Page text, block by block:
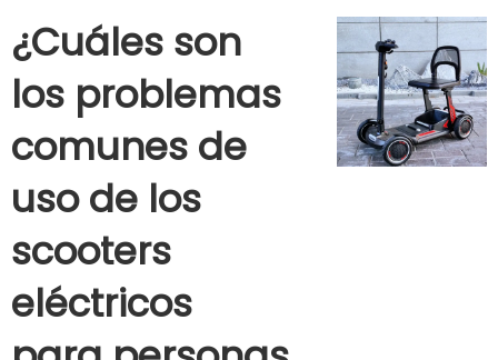
¿Cuáles son
los problemas
comunes de
uso de los
scooters
eléctricos